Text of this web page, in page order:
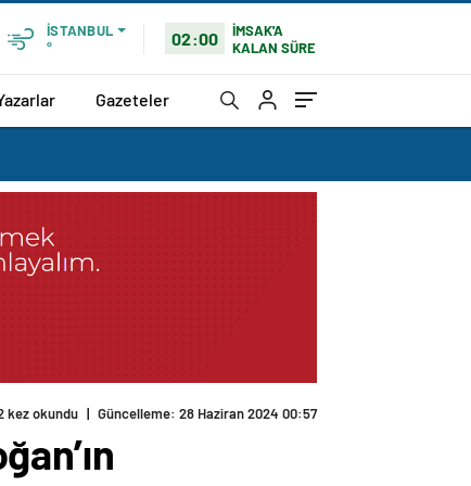
İSTANBUL
°
02:00
İMSAK'A
KALAN SÜRE
Gazeteler